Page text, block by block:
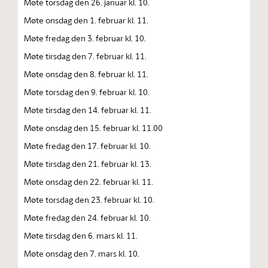
Møte onsdag den 1. februar kl. 11.
Møte fredag den 3. februar kl. 10.
Møte tirsdag den 7. februar kl. 11.
Møte onsdag den 8. februar kl. 11.
Møte torsdag den 9. februar kl. 10.
Møte tirsdag den 14. februar kl. 11.
Møte onsdag den 15. februar kl. 11.00
Møte fredag den 17. februar kl. 10.
Møte tirsdag den 21. februar kl. 13.
Møte onsdag den 22. februar kl. 11.
Møte torsdag den 23. februar kl. 10.
Møte fredag den 24. februar kl. 10.
Møte tirsdag den 6. mars kl. 11.
Møte onsdag den 7. mars kl. 10.